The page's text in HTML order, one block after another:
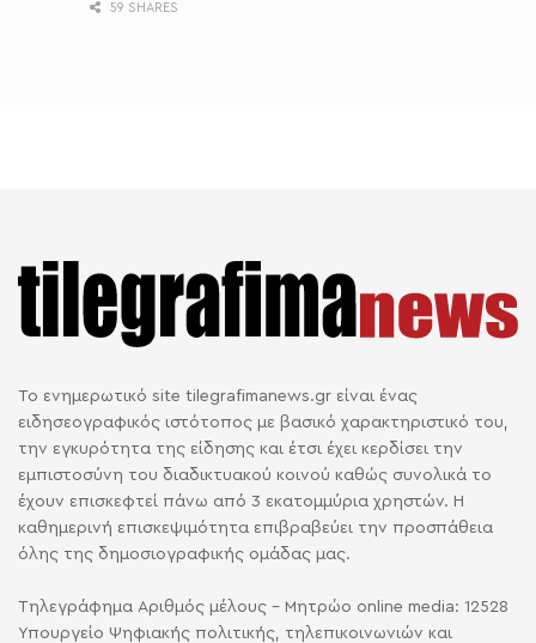
59 SHARES
Το ενημερωτικό site tilegrafimanews.gr είναι ένας
ειδησεογραφικός ιστότοπος με βασικό χαρακτηριστικό του,
την εγκυρότητα της είδησης και έτσι έχει κερδίσει την
εμπιστοσύνη του διαδικτυακού κοινού καθώς συνολικά το
έχουν επισκεφτεί πάνω από 3 εκατομμύρια χρηστών. Η
καθημερινή επισκεψιμότητα επιβραβεύει την προσπάθεια
όλης της δημοσιογραφικής ομάδας μας.
Τηλεγράφημα Αριθμός μέλους - Μητρώο online media: 12528
Υπουργείο Ψηφιακής πολιτικής, τηλεπικοινωνιών και